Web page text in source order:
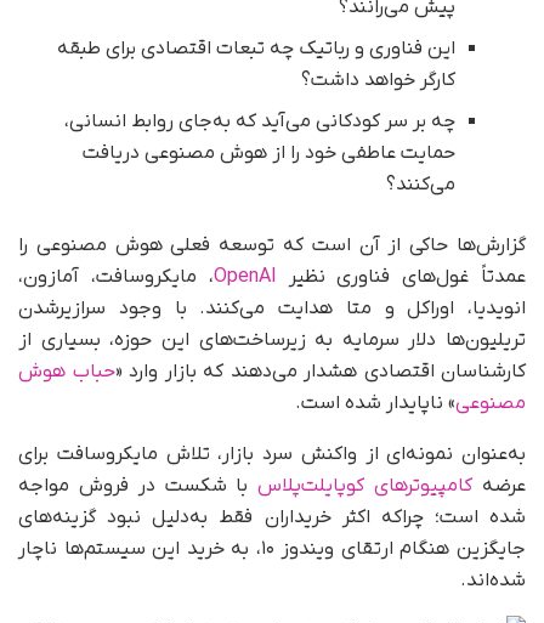
پیش می‌رانند؟
این فناوری و رباتیک چه تبعات اقتصادی برای طبقه
کارگر خواهد داشت؟
چه بر سر کودکانی می‌آید که به‌جای روابط انسانی،
حمایت عاطفی خود را از هوش مصنوعی دریافت
می‌کنند؟
گزارش‌ها حاکی از آن است که توسعه فعلی هوش مصنوعی را
عمدتاً غول‌های فناوری نظیر OpenAI، مایکروسافت، آمازون،
انویدیا، اوراکل و متا هدایت می‌کنند. با وجود سرازیرشدن
تریلیون‌ها دلار سرمایه به زیرساخت‌های این حوزه، بسیاری از
کارشناسان اقتصادی هشدار می‌دهند که بازار وارد «حباب هوش
مصنوعی» ناپایدار شده است.
به‌عنوان نمونه‌ای از واکنش سرد بازار، تلاش مایکروسافت برای
عرضهکامپیوترهای کوپایلت‌پلاسبا شکست در فروش مواجه
شده است؛ چراکه اکثر خریداران فقط به‌دلیل نبود گزینه‌های
جایگزین هنگام ارتقای ویندوز ۱۰، به خرید این سیستم‌ها ناچار
شده‌اند.